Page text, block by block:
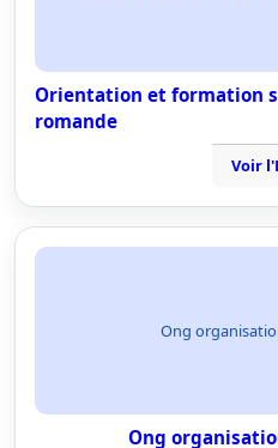
Orientation et formation
romande
Voir
Ong
Ong